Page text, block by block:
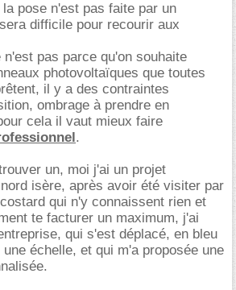
pose n'est pas faite par un
difficile pour recourir aux
n'est pas parce qu'on souhaite
photovoltaïques que toutes
il y a des contraintes
ombrage à prendre en
cela il vaut mieux faire
.
un, moi j'ai un projet
isère, après avoir été visiter par
qui n'y connaissent rien et
te facturer un maximum, j'ai
qui s'est déplacé, en bleu
échelle, et qui m'a proposée une